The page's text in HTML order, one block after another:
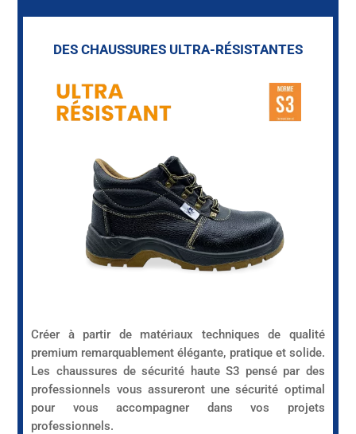
DES CHAUSSURES ULTRA-RÉSISTANTES
Créer à partir de matériaux techniques de qualité
premium remarquablement élégante, pratique et solide.
Les chaussures de sécurité haute S3 pensé par des
professionnels vous assureront une sécurité optimal
pour vous accompagner dans vos projets
professionnels.